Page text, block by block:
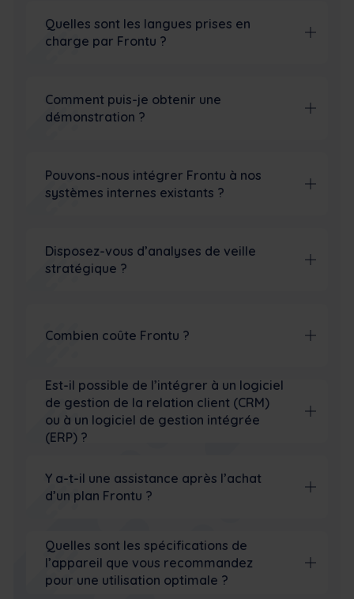
Quelles sont les langues prises en
charge par Frontu ?
Comment puis-je obtenir une
démonstration ?
Pouvons-nous intégrer Frontu à nos
systèmes internes existants ?
Disposez-vous d’analyses de veille
stratégique ?
Combien coûte Frontu ?
Est-il possible de l’intégrer à un logiciel
de gestion de la relation client (CRM)
ou à un logiciel de gestion intégrée
(ERP) ?
Y a-t-il une assistance après l’achat
d’un plan Frontu ?
Quelles sont les spécifications de
l’appareil que vous recommandez
pour une utilisation optimale ?